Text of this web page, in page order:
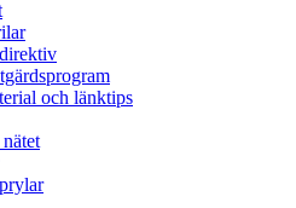
och länktips